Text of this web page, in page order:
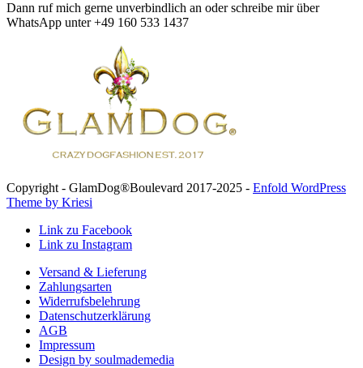
Dann ruf mich gerne unverbindlich an oder schreibe mir über
WhatsApp unter +49 160 533 1437
Copyright - GlamDog®Boulevard 2017-2025 - Enfold WordPress
Theme by Kriesi
Link zu Facebook
Link zu Instagram
Versand & Lieferung
Zahlungsarten
Widerrufsbelehrung
Datenschutzerklärung
AGB
Impressum
Design by soulmademedia